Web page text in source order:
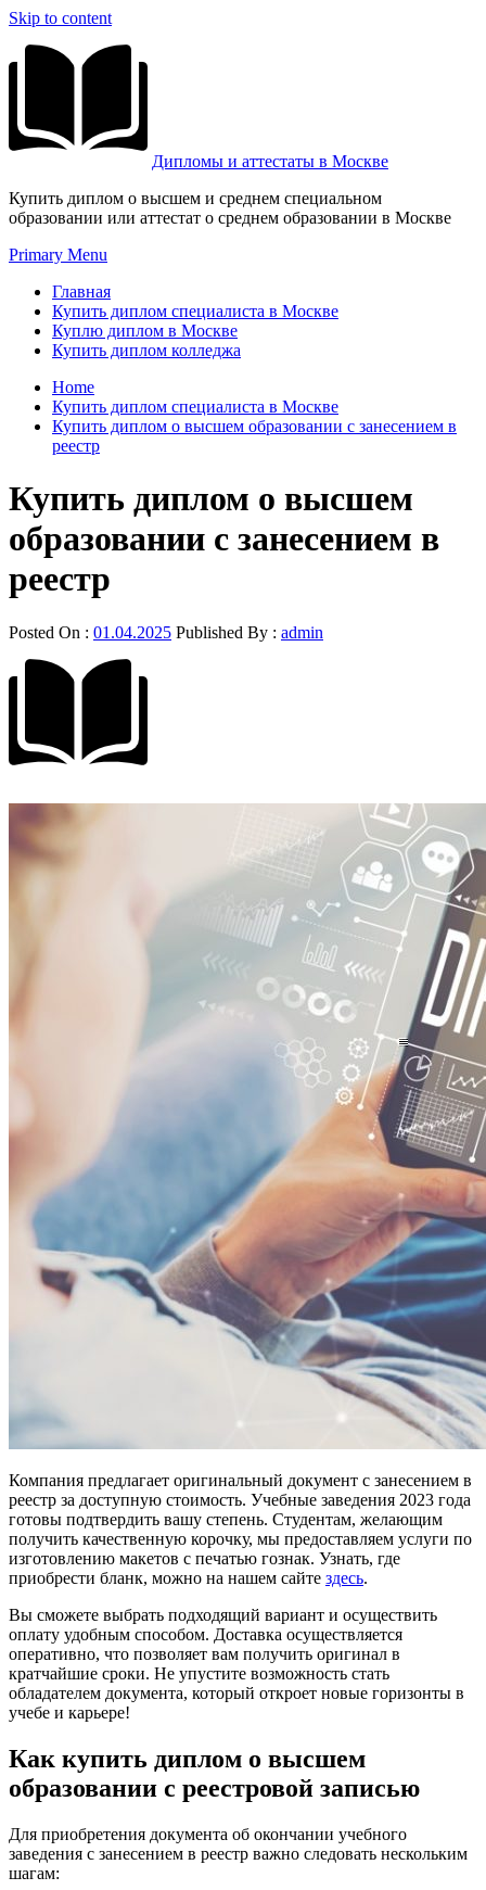
Skip to content
Дипломы и аттестаты в Москве
Купить диплом о высшем и среднем специальном
образовании или аттестат о среднем образовании в Москве
Primary Menu
Главная
Купить диплом специалиста в Москве
Куплю диплом в Москве
Купить диплом колледжа
Home
Купить диплом специалиста в Москве
Купить диплом о высшем образовании с занесением в
реестр
Купить диплом о высшем
образовании с занесением в
реестр
Posted On : 01.04.2025 Published By : admin
Компания предлагает оригинальный документ с занесением в
реестр за доступную стоимость. Учебные заведения 2023 года
готовы подтвердить вашу степень. Студентам, желающим
получить качественную корочку, мы предоставляем услуги по
изготовлению макетов с печатью гознак. Узнать, где
приобрести бланк, можно на нашем сайте здесь.
Вы сможете выбрать подходящий вариант и осуществить
оплату удобным способом. Доставка осуществляется
оперативно, что позволяет вам получить оригинал в
кратчайшие сроки. Не упустите возможность стать
обладателем документа, который откроет новые горизонты в
учебе и карьере!
Как купить диплом о высшем
образовании с реестровой записью
Для приобретения документа об окончании учебного
заведения с занесением в реестр важно следовать нескольким
шагам: